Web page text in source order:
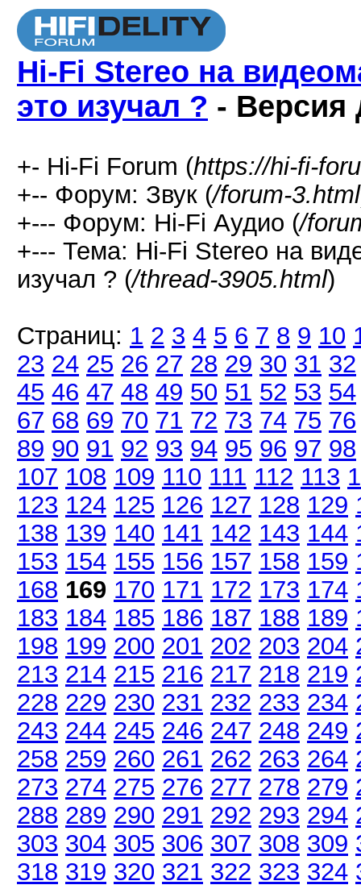
Hi-Fi Stereo на
это изучал ? - Версия
+- Hi-Fi Forum (https://hi-fi-
+-- Форум: Звук (/forum-3.html
+--- Форум: Hi-Fi Аудио (/
+--- Тема: Hi-Fi Stereo на
изучал ? (/thread-3905.html)
Страниц: 1 2 3 4 5 6 7 8 9 10
23 24 25 26 27 28 29 30 31 32
45 46 47 48 49 50 51 52 53 54
67 68 69 70 71 72 73 74 75 76
89 90 91 92 93 94 95 96 97 98
107 108 109 110 111 112 113
123 124 125 126 127 128 129
138 139 140 141 142 143 144
153 154 155 156 157 158 159
168 169 170 171 172 173 174
183 184 185 186 187 188 189
198 199 200 201 202 203 204
213 214 215 216 217 218 219
228 229 230 231 232 233 234
243 244 245 246 247 248 249
258 259 260 261 262 263 264
273 274 275 276 277 278 279
288 289 290 291 292 293 294
303 304 305 306 307 308 309
318 319 320 321 322 323 324